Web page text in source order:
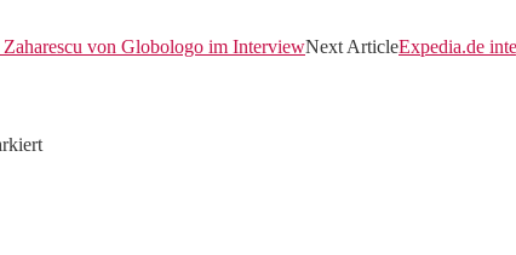
von Globologo im InterviewNext ArticleExpedia.de